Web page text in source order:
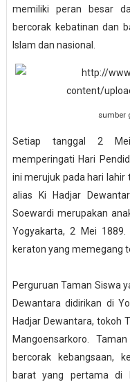
memiliki peran besar
bercorak kebatinan dan
Islam dan nasional.
sumber
Setiap tanggal 2 Mei
memperingati Hari
ini merujuk pada hari lahir
alias Ki Hadjar
Soewardi merupakan
Yogyakarta, 2 Mei
keraton yang memegang
Perguruan Taman Siswa
Dewantara didirikan di
Hadjar Dewantara, tokoh
Mangoensarkoro.
bercorak kebangsaan,
barat yang pertama di